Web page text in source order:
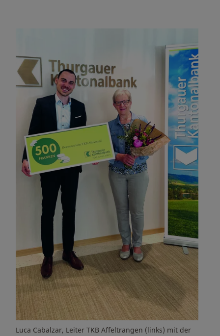
Luca Cabalzar, Leiter TKB Affeltrangen (links) mit der